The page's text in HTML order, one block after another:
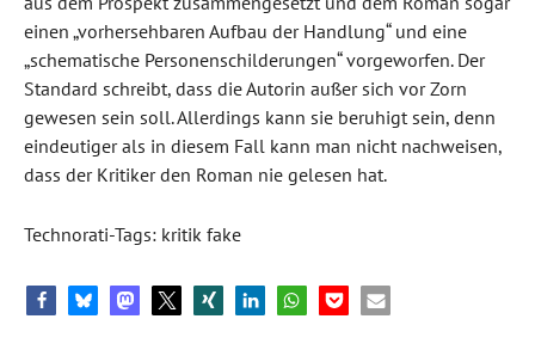
einen „vorhersehbaren Aufbau der Handlung“ und eine
„schematische Personenschilderungen“ vorgeworfen. Der
Standard schreibt, dass die Autorin außer sich vor Zorn
gewesen sein soll. Allerdings kann sie beruhigt sein, denn
eindeutiger als in diesem Fall kann man nicht nachweisen,
dass der Kritiker den Roman nie gelesen hat.
Technorati-Tags: kritik fake